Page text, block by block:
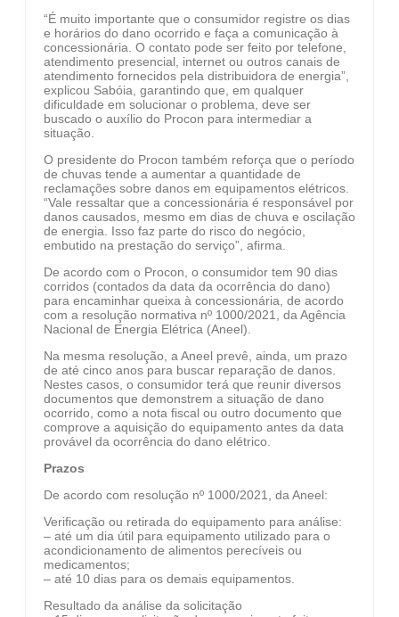
“É muito importante que o consumidor registre os dias
e horários do dano ocorrido e faça a comunicação à
concessionária. O contato pode ser feito por telefone,
atendimento presencial, internet ou outros canais de
atendimento fornecidos pela distribuidora de energia”,
explicou Sabóia, garantindo que, em qualquer
dificuldade em solucionar o problema, deve ser
buscado o auxílio do Procon para intermediar a
situação.
O presidente do Procon também reforça que o período
de chuvas tende a aumentar a quantidade de
reclamações sobre danos em equipamentos elétricos.
“Vale ressaltar que a concessionária é responsável por
danos causados, mesmo em dias de chuva e oscilação
de energia. Isso faz parte do risco do negócio,
embutido na prestação do serviço”, afirma.
De acordo com o Procon, o consumidor tem 90 dias
corridos (contados da data da ocorrência do dano)
para encaminhar queixa à concessionária, de acordo
com a resolução normativa nº 1000/2021, da Agência
Nacional de Energia Elétrica (Aneel).
Na mesma resolução, a Aneel prevê, ainda, um prazo
de até cinco anos para buscar reparação de danos.
Nestes casos, o consumidor terá que reunir diversos
documentos que demonstrem a situação de dano
ocorrido, como a nota fiscal ou outro documento que
comprove a aquisição do equipamento antes da data
provável da ocorrência do dano elétrico.
Prazos
De acordo com resolução nº 1000/2021, da Aneel:
Verificação ou retirada do equipamento para análise:
– até um dia útil para equipamento utilizado para o
acondicionamento de alimentos perecíveis ou
medicamentos;
– até 10 dias para os demais equipamentos.
Resultado da análise da solicitação